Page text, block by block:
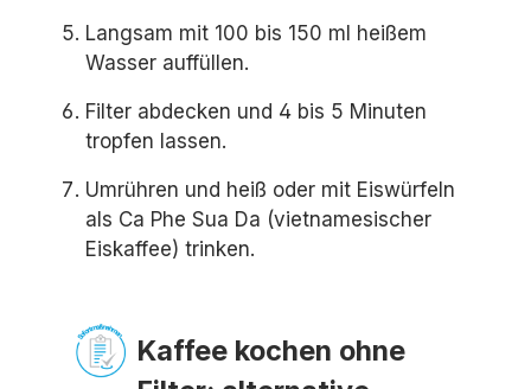
Langsam mit 100 bis 150 ml heißem
Wasser auffüllen.
Filter abdecken und 4 bis 5 Minuten
tropfen lassen.
Umrühren und heiß oder mit Eiswürfeln
als Ca Phe Sua Da (vietnamesischer
Eiskaffee) trinken.
Kaffee kochen ohne